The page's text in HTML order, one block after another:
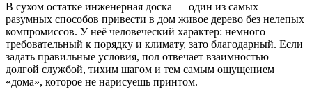
В сухом остатке инженерная доска — один из самых
разумных способов привести в дом живое дерево без нелепых
компромиссов. У неё человеческий характер: немного
требовательный к порядку и климату, зато благодарный. Если
задать правильные условия, пол отвечает взаимностью —
долгой службой, тихим шагом и тем самым ощущением
«дома», которое не нарисуешь принтом.